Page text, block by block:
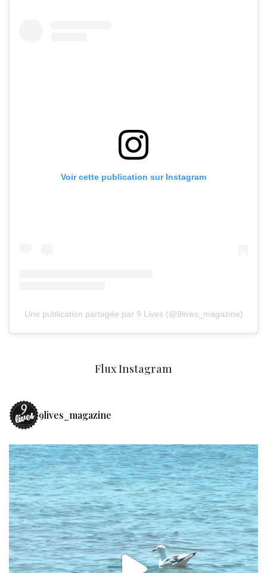
Voir cette publication sur Instagram
Une publication partagée par 9 Lives (@9lives_magazine)
Flux Instagram
9lives_magazine